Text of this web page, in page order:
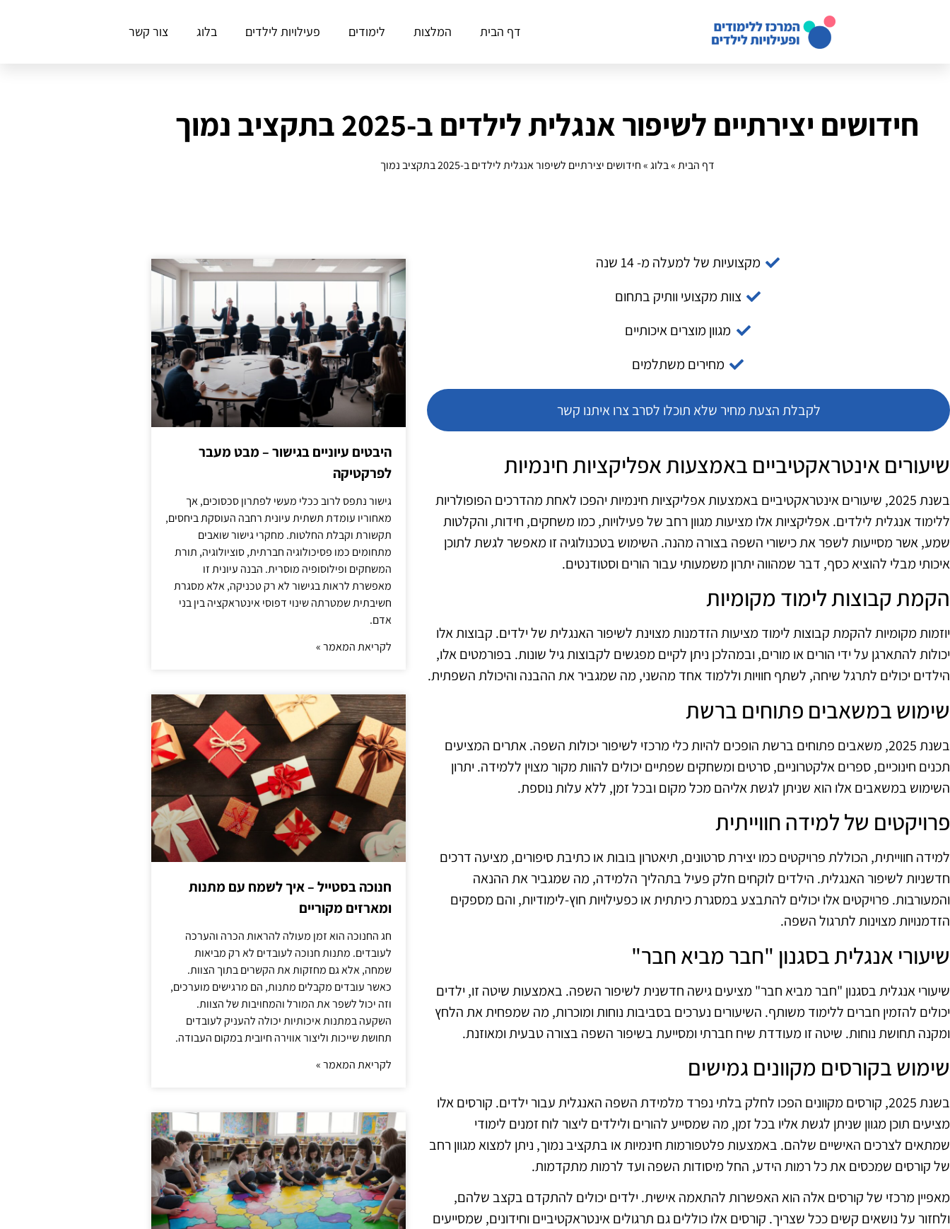
דף הבית המלצות לימודים פעילויות לילדים בלוג צור קשר
חידושים יצירתיים לשיפור אנגלית לילדים ב-2025 בתקציב נמוך
דף הבית»בלוג»חידושים יצירתיים לשיפור אנגלית לילדים ב-2025 בתקציב נמוך
מקצועיות של למעלה מ- 14 שנה
צוות מקצועי וותיק בתחום
מגוון מוצרים איכותיים
מחירים משתלמים
לקבלת הצעת מחיר שלא תוכלו לסרב צרו איתנו קשר
שיעורים אינטראקטיביים באמצעות אפליקציות חינמיות
בשנת 2025, שיעורים אינטראקטיביים באמצעות אפליקציות חינמיות יהפכו לאחת מהדרכים הפופולריות
ללימוד אנגלית לילדים. אפליקציות אלו מציעות מגוון רחב של פעילויות, כמו משחקים, חידות, והקלטות
שמע, אשר מסייעות לשפר את כישורי השפה בצורה מהנה. השימוש בטכנולוגיה זו מאפשר לגשת לתוכן
איכותי מבלי להוציא כסף, דבר שמהווה יתרון משמעותי עבור הורים וסטודנטים.
הקמת קבוצות לימוד מקומיות
יוזמות מקומיות להקמת קבוצות לימוד מציעות הזדמנות מצוינת לשיפור האנגלית של ילדים. קבוצות אלו
יכולות להתארגן על ידי הורים או מורים, ובמהלכן ניתן לקיים מפגשים לקבוצות גיל שונות. בפורמטים אלו,
הילדים יכולים לתרגל שיחה, לשתף חוויות וללמוד אחד מהשני, מה שמגביר את ההבנה והיכולת השפתית.
שימוש במשאבים פתוחים ברשת
בשנת 2025, משאבים פתוחים ברשת הופכים להיות כלי מרכזי לשיפור יכולות השפה. אתרים המציעים
תכנים חינוכיים, ספרים אלקטרוניים, סרטים ומשחקים שפתיים יכולים להוות מקור מצוין ללמידה. יתרון
השימוש במשאבים אלו הוא שניתן לגשת אליהם מכל מקום ובכל זמן, ללא עלות נוספת.
פרויקטים של למידה חווייתית
למידה חווייתית, הכוללת פרויקטים כמו יצירת סרטונים, תיאטרון בובות או כתיבת סיפורים, מציעה דרכים
חדשניות לשיפור האנגלית. הילדים לוקחים חלק פעיל בתהליך הלמידה, מה שמגביר את ההנאה
והמעורבות. פרויקטים אלו יכולים להתבצע במסגרת כיתתית או כפעילויות חוץ-לימודיות, והם מספקים
הזדמנויות מצוינות לתרגול השפה.
שיעורי אנגלית בסגנון "חבר מביא חבר"
שיעורי אנגלית בסגנון "חבר מביא חבר" מציעים גישה חדשנית לשיפור השפה. באמצעות שיטה זו, ילדים
יכולים להזמין חברים ללימוד משותף. השיעורים נערכים בסביבות נוחות ומוכרות, מה שמפחית את הלחץ
ומקנה תחושת נוחות. שיטה זו מעודדת שיח חברתי ומסייעת בשיפור השפה בצורה טבעית ומאוזנת.
שימוש בקורסים מקוונים גמישים
בשנת 2025, קורסים מקוונים הפכו לחלק בלתי נפרד מלמידת השפה האנגלית עבור ילדים. קורסים אלו
מציעים תוכן מגוון שניתן לגשת אליו בכל זמן, מה שמסייע להורים ולילדים ליצור לוח זמנים לימודי
שמתאים לצרכים האישיים שלהם. באמצעות פלטפורמות חינמיות או בתקציב נמוך, ניתן למצוא מגוון רחב
של קורסים שמכסים את כל רמות הידע, החל מיסודות השפה ועד לרמות מתקדמות.
מאפיין מרכזי של קורסים אלה הוא האפשרות להתאמה אישית. ילדים יכולים להתקדם בקצב שלהם,
ולחזור על נושאים קשים ככל שצריך. קורסים אלו כוללים גם תרגולים אינטראקטיביים וחידונים, שמסייעים
היבטים עיוניים בגישור – מבט מעבר
לפרקטיקה
גישור נתפס לרוב ככלי מעשי לפתרון סכסוכים, אך
מאחוריו עומדת תשתית עיונית רחבה העוסקת ביחסים,
תקשורת וקבלת החלטות. מחקרי גישור שואבים
מתחומים כמו פסיכולוגיה חברתית, סוציולוגיה, תורת
המשחקים ופילוסופיה מוסרית. הבנה עיונית זו
מאפשרת לראות בגישור לא רק טכניקה, אלא מסגרת
חשיבתית שמטרתה שינוי דפוסי אינטראקציה בין בני
אדם.
לקריאת המאמר »
חנוכה בסטייל – איך לשמח עם מתנות
ומארזים מקוריים
חג החנוכה הוא זמן מעולה להראות הכרה והערכה
לעובדים. מתנות חנוכה לעובדים לא רק מביאות
שמחה, אלא גם מחזקות את הקשרים בתוך הצוות.
כאשר עובדים מקבלים מתנות, הם מרגישים מוערכים,
וזה יכול לשפר את המורל והמחויבות של הצוות.
השקעה במתנות איכותיות יכולה להעניק לעובדים
תחושת שייכות וליצור אווירה חיובית במקום העבודה.
לקריאת המאמר »